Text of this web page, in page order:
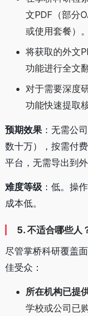
文PDF（部分
或使用套餐）。
将获取的外文
功能进行全文
对于需要深度
功能快速提取
预期效果：无需公
数十万），按需付
平台，无需导出到
难度等级 ：低。操
成本低。
5. 不适合哪些人
尽管掌桥科研覆盖
佳受众：
所在机构已提
学校或公司已